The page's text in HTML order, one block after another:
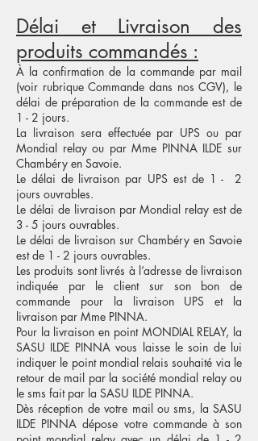
Délai et Livraison des
produits commandés :
À la confirmation de la commande par mail
(voir rubrique Commande dans nos CGV), le
délai de préparation de la commande est de
1 - 2 jours.
La livraison sera effectuée par UPSou par
Mondial relayou par Mme PINNA ILDE sur
Chambéry en Savoie.
Le délai de livraison par UPS est de 1 - 2
jours ouvrables.
Le délai de livraison par Mondial relay est de
3 - 5 jours ouvrables.
Le délai de livraison sur Chambéry en Savoie
est de 1 - 2 jours ouvrables.
Les produits sont livrés à l’adresse de livraison
indiquée par le client sur son bon de
commande pour la livraison UPS et la
livraison par Mme PINNA.
Pour la livraison en point MONDIAL RELAY, la
SASU ILDE PINNA vous laisse le soin de lui
indiquer le point mondial relais souhaité via le
retour de mail par la société mondial relay ou
le sms fait par la SASU ILDE PINNA.
Dès réception de votre mail ou sms, la SASU
ILDE PINNA dépose votre commande à son